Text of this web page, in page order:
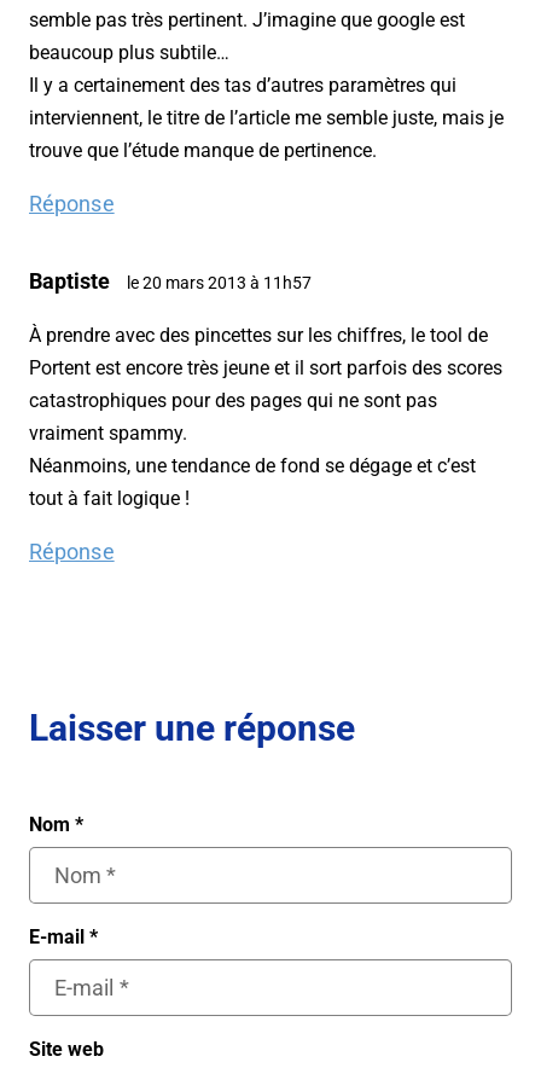
semble pas très pertinent. J’imagine que google est
beaucoup plus subtile…
Il y a certainement des tas d’autres paramètres qui
interviennent, le titre de l’article me semble juste, mais je
trouve que l’étude manque de pertinence.
Réponse
Baptiste le 20 mars 2013 à 11h57
À prendre avec des pincettes sur les chiffres, le tool de
Portent est encore très jeune et il sort parfois des scores
catastrophiques pour des pages qui ne sont pas
vraiment spammy.
Néanmoins, une tendance de fond se dégage et c’est
tout à fait logique !
Réponse
Laisser une réponse
Nom *
E-mail *
Site web